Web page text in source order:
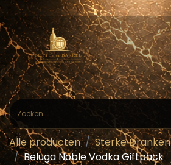
Alle producten
Sterke Dranken
Beluga Noble Vodka Giftpack